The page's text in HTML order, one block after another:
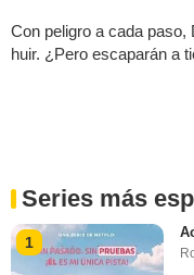
Con peligro a cada
huir. ¿Pero escaparán a
Series más
1